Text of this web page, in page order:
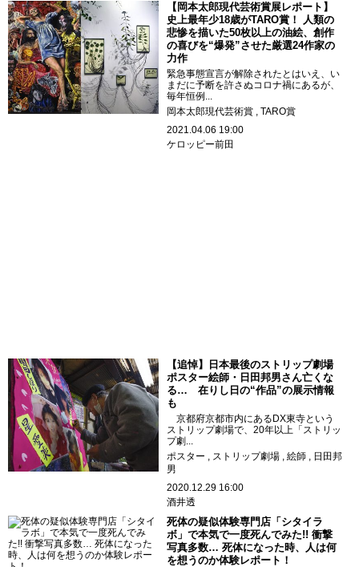
【岡本太郎現代芸術賞展レポート】
史上最年少18歳がTARO賞！ 人類の
悲惨を描いた50枚以上の油絵、創作
の喜びを“爆発”させた厳選24作家の
力作
緊急事態宣言が解除されたとはいえ、い
まだに予断を許さぬコロナ禍にあるが、
毎年恒例...
岡本太郎現代芸術賞
TARO賞
2021.04.06 19:00
ケロッピー前田
【追悼】日本最後のストリップ劇場
ポスター絵師・日田邦男さん亡くな
る… 在りし日の“作品”の展示情報
も
京都府京都市内にあるDX東寺という
ストリップ劇場で、20年以上「ストリッ
プ劇...
ポスター
ストリップ劇場 絵師
日田邦
男
2020.12.29 16:00
酒井透
死体の疑似体験専門店「シタイラ
ボ」で本気で一度死んでみた!! 衝撃
写真多数… 死体になった時、人は何
を想うのか体験レポート！